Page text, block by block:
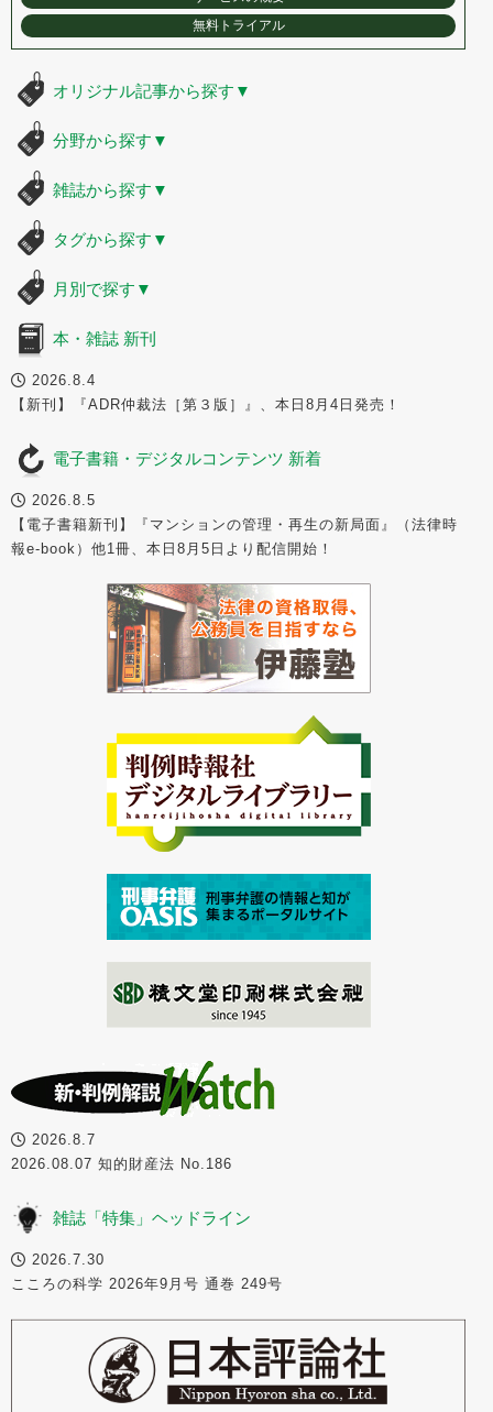
無料トライアル
オリジナル記事から探す ▼
分野から探す ▼
雑誌から探す ▼
タグから探す ▼
月別で探す ▼
本・雑誌 新刊
2026.8.4
【新刊】『ADR仲裁法［第３版］』、本日8月4日発売！
電子書籍・デジタルコンテンツ 新着
2026.8.5
【電子書籍新刊】『マンションの管理・再生の新局面』（法律時
報e-book）他1冊、本日8月5日より配信開始！
2026.8.7
2026.08.07 知的財産法 No.186
雑誌「特集」ヘッドライン
2026.7.30
こころの科学 2026年9月号 通巻 249号